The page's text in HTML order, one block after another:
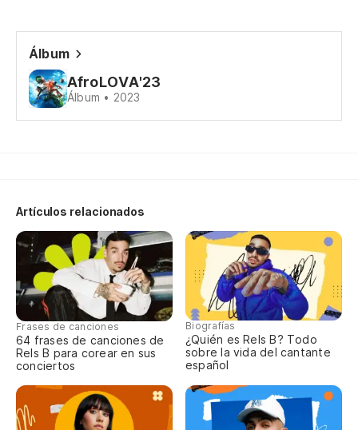
Álbum
AfroLOVA'23
Álbum • 2023
Artículos relacionados
Frases de canciones
64 frases de canciones de
Rels B para corear en sus
conciertos
Biografías
¿Quién es Rels B? Todo
sobre la vida del cantante
español